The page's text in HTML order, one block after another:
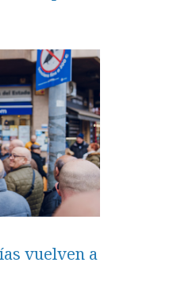
vuelven a